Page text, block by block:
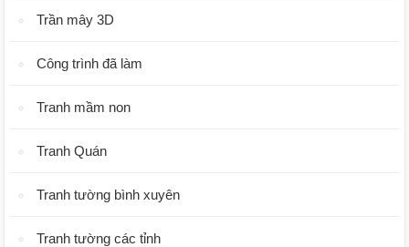
Trần mây 3D
Công trình đã làm
Tranh mầm non
Tranh Quán
Tranh tường bình xuyên
Tranh tường các tỉnh